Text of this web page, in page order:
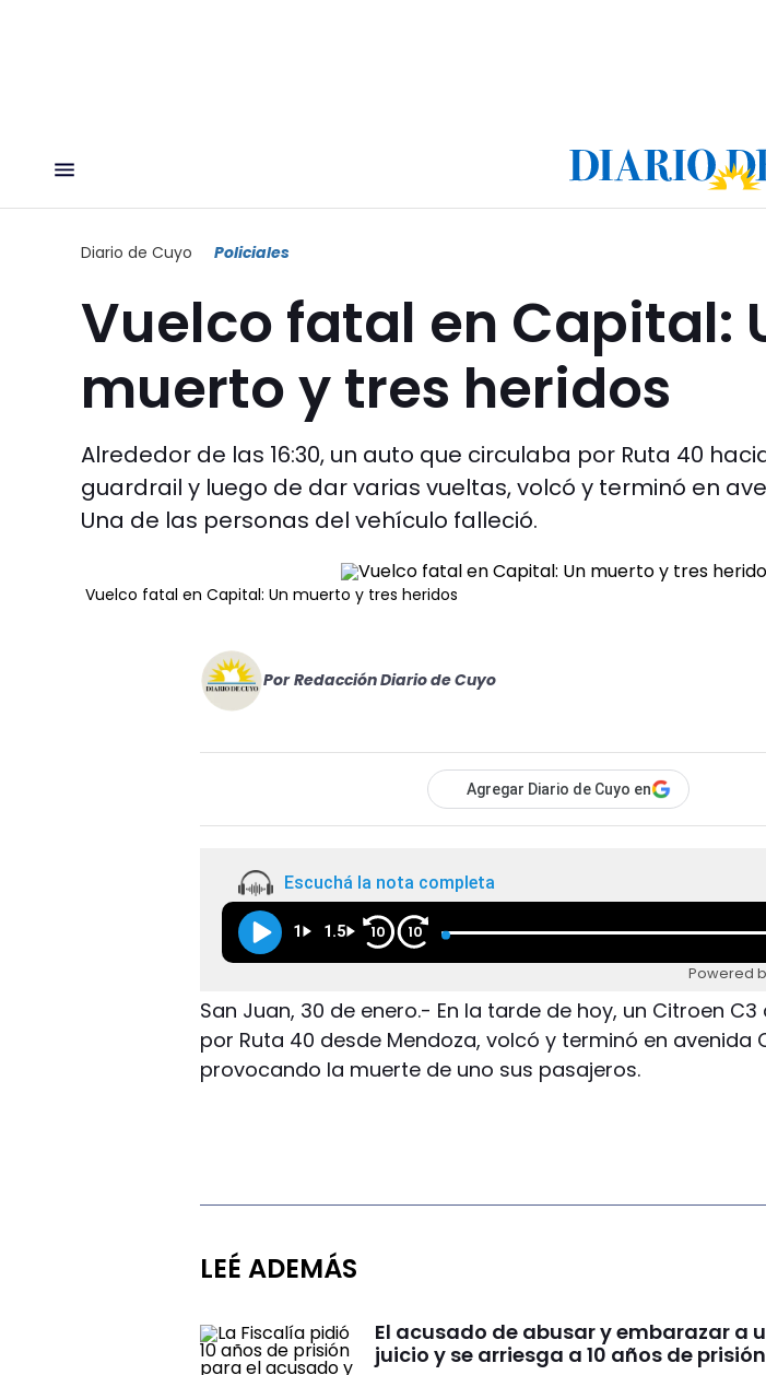
Diario de Cuyo Policiales
Vuelco fatal en Capital:
muerto y tres heridos
Alrededor de las 16:30, un auto que circulaba por Ruta 40
guardrail y luego de dar varias vueltas, volcó y terminó en
Una de las personas del vehículo falleció.
Vuelco fatal en Capital: Un muerto y tres heridos
Por Redacción Diario de Cuyo
Agregar Diario de Cuyo en
Escuchá la nota completa
1 1.5 10 10
Powered
San Juan, 30 de enero.- En la tarde de hoy, un Citroen
por Ruta 40 desde Mendoza, volcó y terminó en avenida
provocando la muerte de uno sus pasajeros.
LEÉ ADEMÁS
El acusado de abusar y embarazar a
juicio y se arriesga a 10 años de prisión